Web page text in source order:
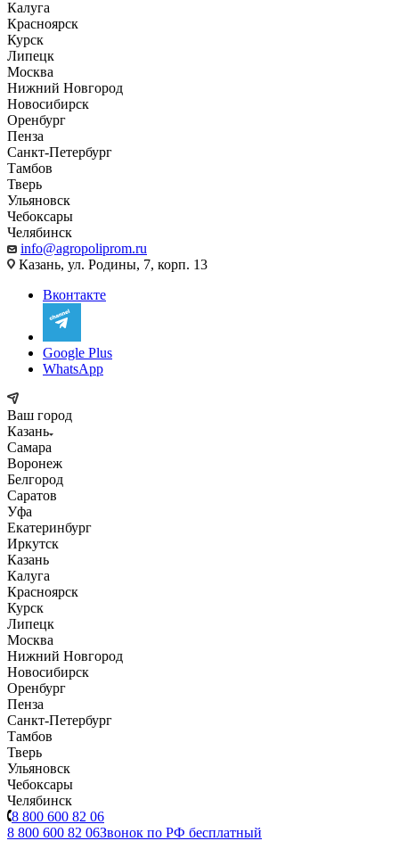
Калуга
Красноярск
Курск
Липецк
Москва
Нижний Новгород
Новосибирск
Оренбург
Пенза
Санкт-Петербург
Тамбов
Тверь
Ульяновск
Чебоксары
Челябинск
info@agropoliprom.ru
Казань, ул. Родины, 7, корп. 13
Вконтакте
Google Plus
WhatsApp
Ваш город
Казань
Самара
Воронеж
Белгород
Саратов
Уфа
Екатеринбург
Иркутск
Казань
Калуга
Красноярск
Курск
Липецк
Москва
Нижний Новгород
Новосибирск
Оренбург
Пенза
Санкт-Петербург
Тамбов
Тверь
Ульяновск
Чебоксары
Челябинск
8 800 600 82 06
8 800 600 82 06Звонок по РФ бесплатный